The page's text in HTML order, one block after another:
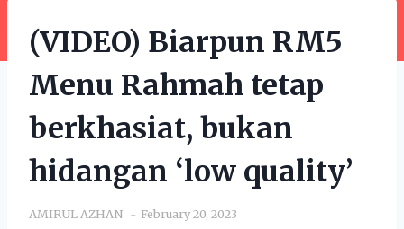
(VIDEO) Biarpun RM5
Menu Rahmah tetap
berkhasiat, bukan
hidangan ‘low quality’
AMIRUL AZHAN February 20, 2023